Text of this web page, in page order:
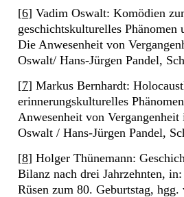
[6] Vadim Oswalt: Komödien
geschichtskulturelles
Die Anwesenheit von
Oswalt/ Hans-Jürgen Pandel,
[7] Markus Bernhardt:
erinnerungskulturelles
Anwesenheit von
Oswalt / Hans-Jürgen Pandel,
[8] Holger Thünemann:
Bilanz nach drei Jahrzehnten,
Rüsen zum 80. Geburtstag,